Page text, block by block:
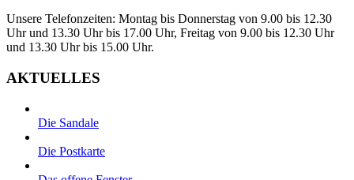
Unsere Telefonzeiten: Montag bis Donnerstag von 9.00 bis 12.30
Uhr und 13.30 Uhr bis 17.00 Uhr, Freitag von 9.00 bis 12.30 Uhr
und 13.30 Uhr bis 15.00 Uhr.
AKTUELLES
Die Sandale
Die Postkarte